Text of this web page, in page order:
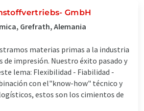
GmbH
Grefrath, Alemania
materias primas a la industria
de impresión. Nuestro éxito pasado y
lema: Flexibilidad - Fiabilidad -
con el"know-how" técnico y
estos son los cimientos de